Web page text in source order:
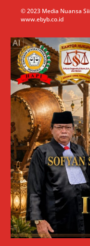
© 2023 Media Nuansa
www.ebyb.co.id